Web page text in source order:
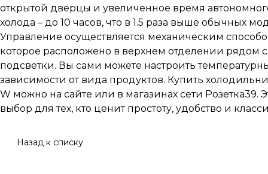
открытой дверцы и увеличенное время
холода – до 10 часов, что в 1.5 раза выше обычных
Управление осуществляется механическим
которое расположено в верхнем отделении рядом
подсветки. Вы сами можете настроить
зависимости от вида продуктов. Купить
W можно на сайте или в магазинах сети Розетка39.
выбор для тех, кто ценит простоту, удобство и
Назад к списку